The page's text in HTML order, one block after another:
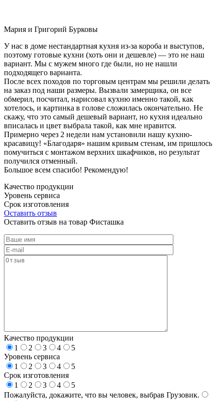
Мария и Григорий Бурковы
У нас в доме нестандартная кухня из-за короба и выступов,
поэтому готовые кухни (хоть они и дешевле) — это не наш
вариант. Мы с мужем много где были, но не нашли
подходящего варианта.
После всех походов по торговым центрам мы решили делать
на заказ под наши размеры. Вызвали замерщика, он все
обмерил, посчитал, нарисовал кухню именно такой, как
хотелось, и картинка в голове сложилась окончательно. Не
скажу, что это самый дешевый вариант, но кухня идеально
вписалась и цвет выбрала такой, как мне нравится.
Примерно через 2 недели нам установили нашу кухню-
красавицу! «Благодаря» нашим кривым стенам, им пришлось
помучиться с монтажом верхних шкафчиков, но результат
получился отменный.
Большое всем спасибо! Рекомендую!
Качество продукции
Уровень сервиса
Срок изготовления
Оставить отзыв
Оставить отзыв на товар Фисташка
Качество продукции
1
2 3 4
5
Уровень сервиса
1
2 3 4
5
Срок изготовления
1
2 3 4
5
Пожалуйста, докажите, что вы человек, выбрав Грузовик.